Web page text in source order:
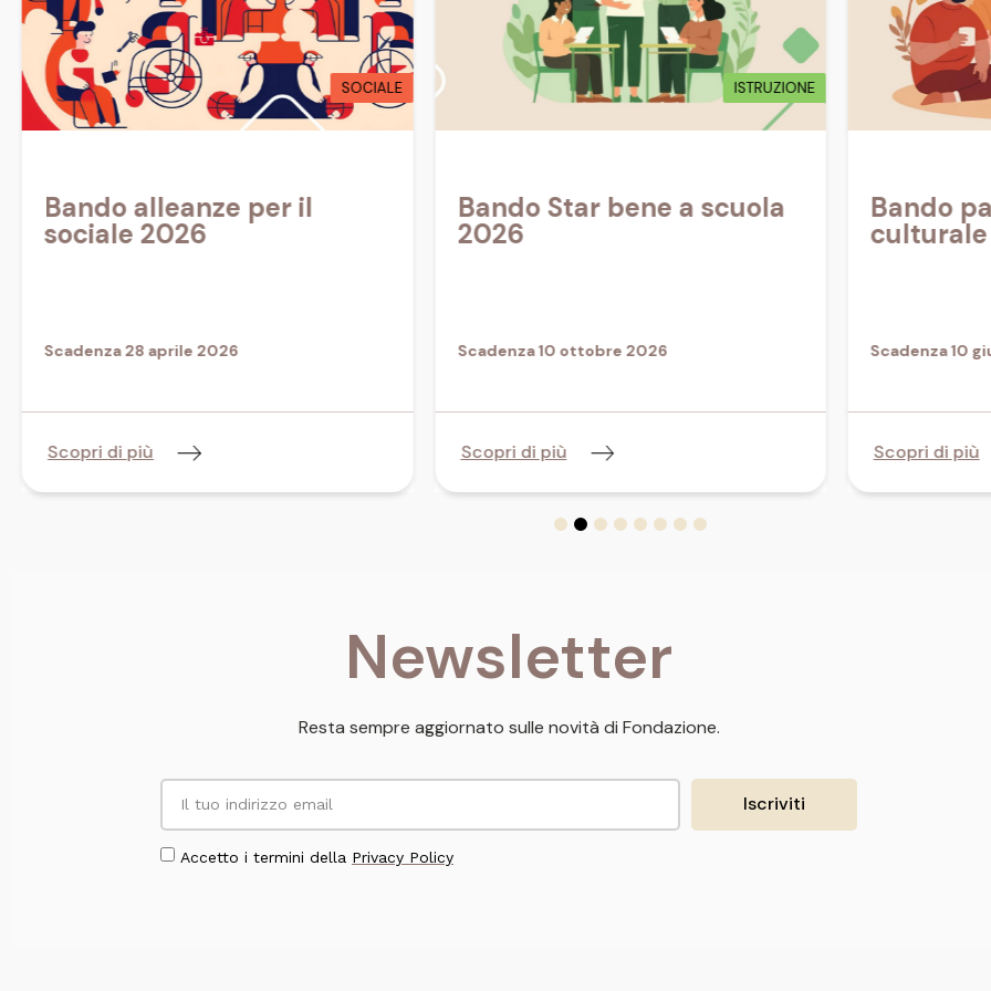
Bando alleanze per il
sociale 2026
Scadenza 28 aprile 2026
Scopri di più
SOCIALE
Bando Star bene a scuola
2026
Scadenza 10 ottobre 2026
Scopri di più
ISTRUZIONE
Bando
Scadenza 10
Scopri di più
Newsletter
Resta sempre aggiornato sulle novità di Fondazione.
Accetto i termini della Privacy Policy
Iscriviti